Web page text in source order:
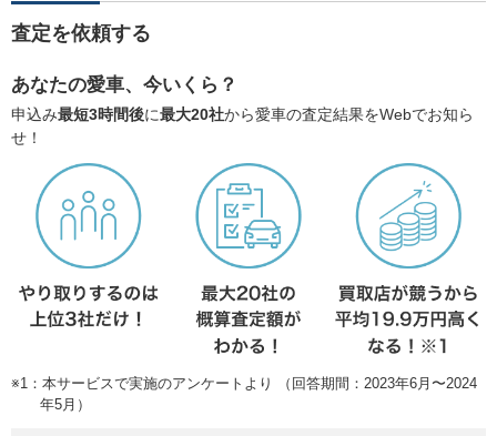
査定を依頼する
あなたの愛車、今いくら？
申込み最短3時間後に最大20社から愛車の査定結果をWebでお知ら
せ！
※1：本サービスで実施のアンケートより （回答期間：2023年6月〜2024
年5月）